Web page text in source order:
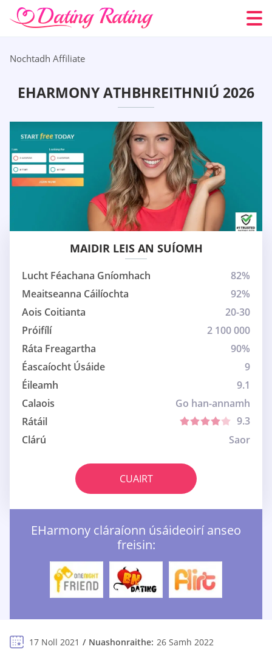
Nochtadh Affiliate
EHARMONY ATHBHREITHNIÚ 2026
MAIDIR LEIS AN SUÍOMH
Lucht Féachana Gníomhach
82%
Meaitseanna Cáilíochta
92%
Aois Coitianta
20-30
Próifílí
2 100 000
Ráta Freagartha
90%
Éascaíocht Úsáide
9
Éileamh
9.1
Calaois
Go han-annamh
Rátáil
9.3
Clárú
Saor
CUAIRT
EHarmony cláraíonn úsáideoirí anseo
freisin:
17 Noll 2021 Nuashonraithe: 26 Samh 2022